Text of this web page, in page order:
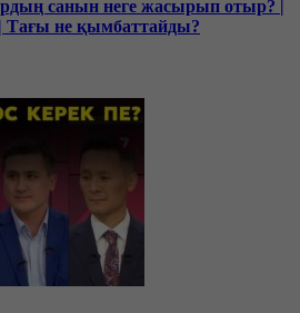
санын неге жасырып отыр? |
Тағы не қымбаттайды?